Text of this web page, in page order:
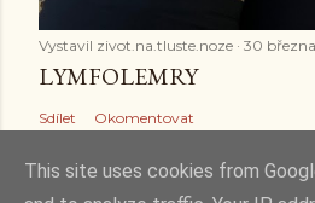
Vystavil zivot.na.tluste.noze 30 března
LYMFOLEMRY
Sdílet Okomentovat
This site uses cookies from